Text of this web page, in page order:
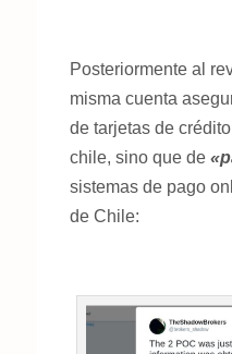
Posteriormente al
misma cuenta
de tarjetas de
chile, sino que de
sistemas de pago
de Chile: